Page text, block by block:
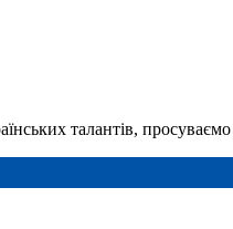
талантів,